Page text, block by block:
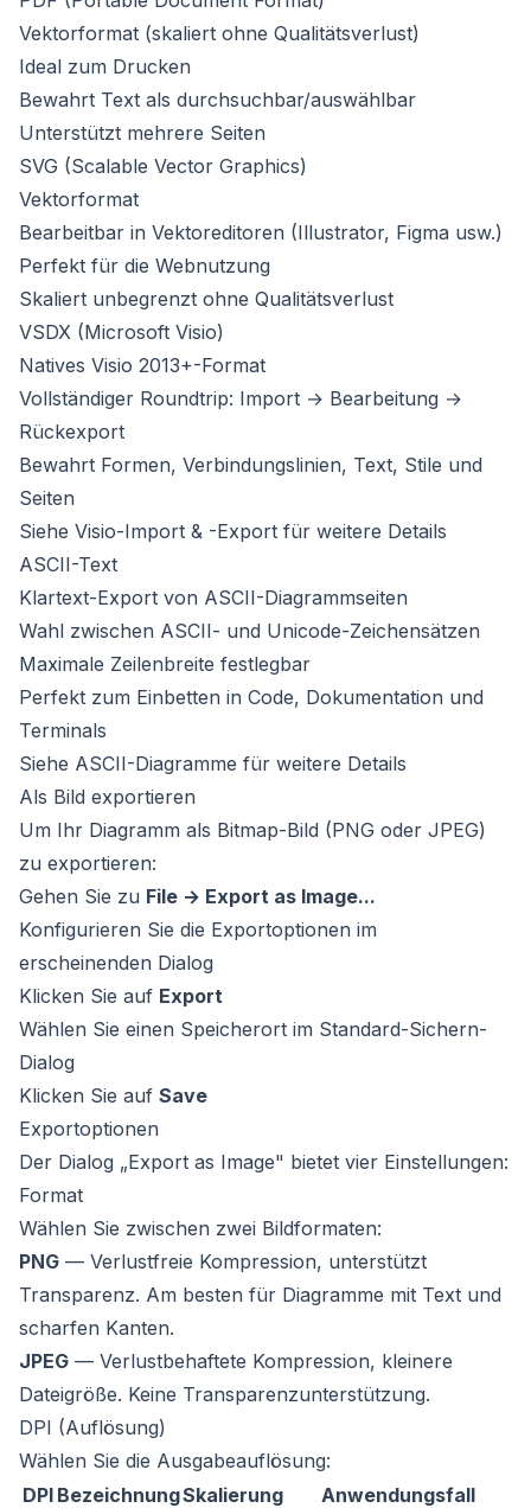
Vektorformat (skaliert ohne Qualitätsverlust)
Ideal zum Drucken
Bewahrt Text als durchsuchbar/auswählbar
Unterstützt mehrere Seiten
SVG (Scalable Vector Graphics)
Vektorformat
Bearbeitbar in Vektoreditoren (Illustrator, Figma usw.)
Perfekt für die Webnutzung
Skaliert unbegrenzt ohne Qualitätsverlust
VSDX (Microsoft Visio)
Natives Visio 2013+-Format
Vollständiger Roundtrip: Import → Bearbeitung →
Rückexport
Bewahrt Formen, Verbindungslinien, Text, Stile und
Seiten
Siehe Visio-Import & -Export für weitere Details
ASCII-Text
Klartext-Export von ASCII-Diagrammseiten
Wahl zwischen ASCII- und Unicode-Zeichensätzen
Maximale Zeilenbreite festlegbar
Perfekt zum Einbetten in Code, Dokumentation und
Terminals
Siehe ASCII-Diagramme für weitere Details
Als Bild exportieren
Um Ihr Diagramm als Bitmap-Bild (PNG oder JPEG)
zu exportieren:
Gehen Sie zu File → Export as Image...
Konfigurieren Sie die Exportoptionen im
erscheinenden Dialog
Klicken Sie auf Export
Wählen Sie einen Speicherort im Standard-Sichern-
Dialog
Klicken Sie auf Save
Exportoptionen
Der Dialog „Export as Image" bietet vier Einstellungen:
Format
Wählen Sie zwischen zwei Bildformaten:
PNG — Verlustfreie Kompression, unterstützt
Transparenz. Am besten für Diagramme mit Text und
scharfen Kanten.
JPEG — Verlustbehaftete Kompression, kleinere
Dateigröße. Keine Transparenzunterstützung.
DPI (Auflösung)
Wählen Sie die Ausgabeauflösung:
DPI BezeichnungSkalierung Anwendungsfall